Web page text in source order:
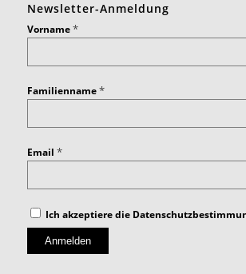
Newsletter-Anmeldung
Vorname*
Familienname*
Email *
Ich akzeptiere die